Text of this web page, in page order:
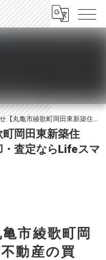
宅】香川県の不動産の買取・売却・査定ならLifeスマイルにお任せください
岡田東新築住
査定ならLifeスマ
市綾歌町岡
動産の買